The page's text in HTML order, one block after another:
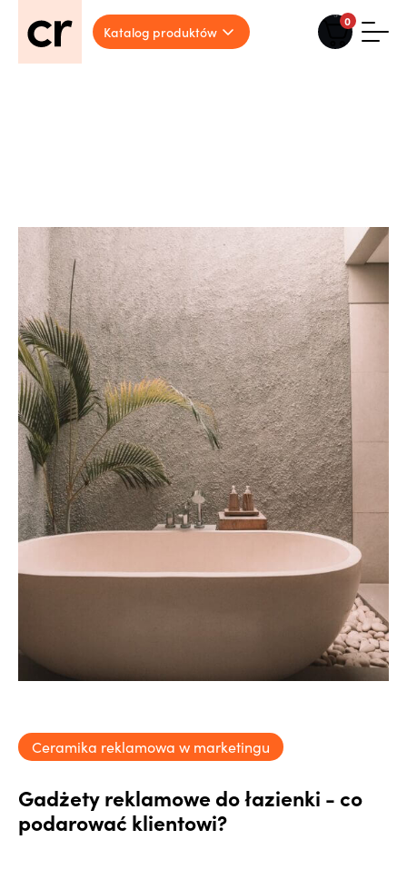
Katalog produktów
0
Ceramika reklamowa w marketingu
Gadżety reklamowe do łazienki - co
podarować klientowi?